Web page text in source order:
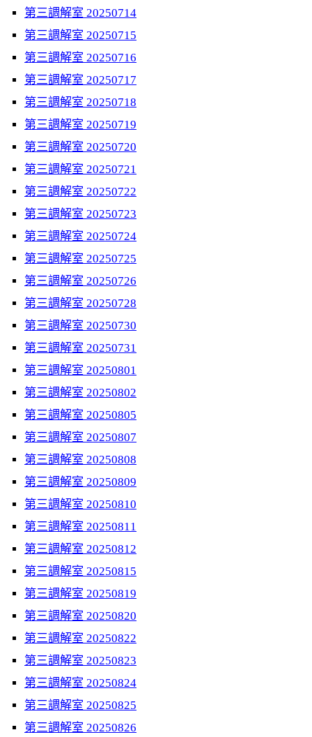
第三調解室 20250714
第三調解室 20250715
第三調解室 20250716
第三調解室 20250717
第三調解室 20250718
第三調解室 20250719
第三調解室 20250720
第三調解室 20250721
第三調解室 20250722
第三調解室 20250723
第三調解室 20250724
第三調解室 20250725
第三調解室 20250726
第三調解室 20250728
第三調解室 20250730
第三調解室 20250731
第三調解室 20250801
第三調解室 20250802
第三調解室 20250805
第三調解室 20250807
第三調解室 20250808
第三調解室 20250809
第三調解室 20250810
第三調解室 20250811
第三調解室 20250812
第三調解室 20250815
第三調解室 20250819
第三調解室 20250820
第三調解室 20250822
第三調解室 20250823
第三調解室 20250824
第三調解室 20250825
第三調解室 20250826